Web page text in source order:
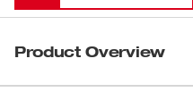
Product Overview